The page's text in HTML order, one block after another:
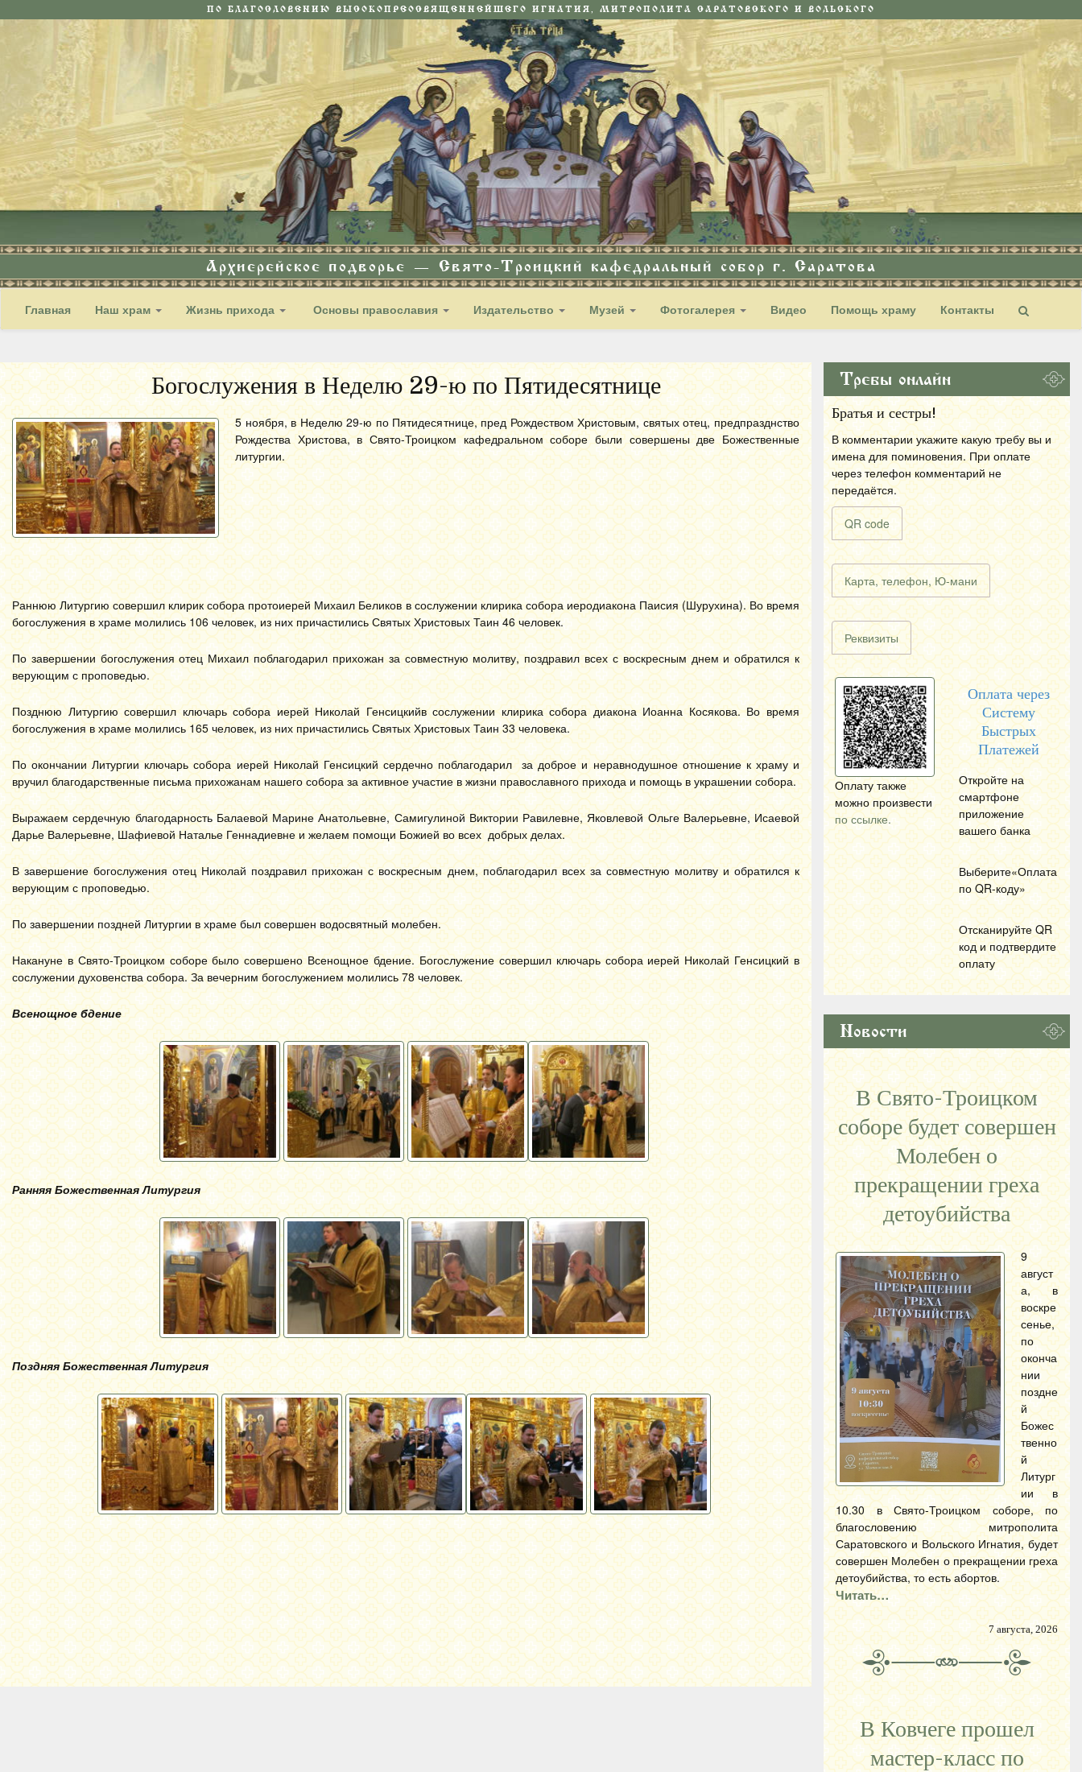
ПО БЛАГОСЛОВЕНИЮ ВЫСОКОПРЕОСВЯЩЕННЕЙШЕГО ИГНАТИЯ, МИТРОПОЛИТА САРАТОВСКОГО И ВОЛЬСКОГО
Архиерейское подворье — Свято-Троицкий кафедральный собор г. Саратова
Главная Наш храм Жизнь прихода Основы православия Издательство Музей Фотогалерея Видео Помощь храму Контакты
Богослужения в Неделю 29-ю по Пятидесятнице
5 ноября, в Неделю 29-ю по Пятидесятнице, пред Рождеством Христовым, святых отец, предпразднство
Рождества Христова, в Свято-Троицком кафедральном соборе были совершены две Божественные
литургии.
Раннюю Литургию совершил клирик собора протоиерей Михаил Беликов в сослужении клирика собора иеродиакона Паисия (Шурухина). Во время
богослужения в храме молились 106 человек, из них причастились Святых Христовых Таин 46 человек.
По завершении богослужения отец Михаил поблагодарил прихожан за совместную молитву, поздравил всех с воскресным днем и обратился к
верующим с проповедью.
Позднюю Литургию совершил ключарь собора иерей Николай Генсицкийв сослужении клирика собора диакона Иоанна Косякова. Во время
богослужения в храме молились 165 человек, из них причастились Святых Христовых Таин 33 человека.
По окончании Литургииключарь собора иерей Николай Генсицкий сердечно поблагодарил за доброе и неравнодушное отношение к храму и
вручил благодарственные письма прихожанам нашего собора за активное участие в жизни православного прихода и помощь в украшении собора.
Выражаем сердечную благодарность Балаевой Марине Анатольевне, Самигулиной Виктории Равилевне, Яковлевой Ольге Валерьевне, Исаевой
Дарье Валерьевне, Шафиевой Наталье Геннадиевне и желаемпомощи Божией во всех добрых делах.
В завершение богослужения отец Николай поздравил прихожан с воскресным днем, поблагодарил всех за совместную молитву и обратился к
верующим с проповедью.
По завершении поздней Литургии в храме был совершен водосвятный молебен.
Накануне в Свято-Троицком соборе было совершено Всенощное бдение. Богослужение совершил ключарь собора иерей Николай Генсицкий в
сослужении духовенства собора. За вечерним богослужением молились 78 человек.
Всенощное бдение
Ранняя Божественная Литургия
Поздняя Божественная Литургия
Требы онлайн
Братья и сестры!
В комментарии укажите какую требу вы и
имена для поминовения. При оплате
через телефон комментарий не
передаётся.
QR code
Карта, телефон, Ю-мани
Реквизиты
Оплату также
можно произвести
по ссылке.
Оплата через
Систему
Быстрых
Платежей
Откройте на
смартфоне
приложение
вашего банка
Выберите«Оплата
по QR-коду»
Отсканируйте QR
код и подтвердите
оплату
Новости
В Свято-Троицком
соборе будет совершен
Молебен о
прекращении греха
детоубийства
9
август
а, в
воскре
сенье,
по
оконча
нии
поздне
й
Божес
твенно
й
Литург
ии в
10.30 в Свято-Троицком соборе, по
благословению митрополита
Саратовского и Вольского Игнатия, будет
совершен Молебен о прекращении греха
детоубийства, то есть абортов.
Читать…
7 августа, 2026
В Ковчеге прошел
мастер-класс по